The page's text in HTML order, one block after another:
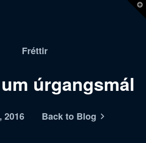
Fréttir
úrgangsmál
2016 Back to Blog